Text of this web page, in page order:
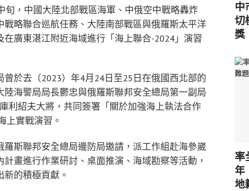
，中國大陸北部戰區海軍、中俄空中戰略轟炸
略聯合巡航任務、大陸南部戰區與俄羅斯太平洋
廣東湛江附近海域進行「海上聯合-2024」演習
於去（2023）年4月24日至25日在俄國西北部的
海警局局長鬱忠與俄羅斯聯邦安全總局第一副局
利紹夫大將，共同簽署「關於加強海上執法合作
上實戰演習。
斯聯邦安全總局邊防局邀請，派工作組赴海參崴
畫進行作業研討、桌面推演、海域勘察等活動，
的積極貢獻。
中
切
獎
率
年
地